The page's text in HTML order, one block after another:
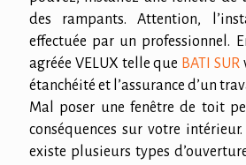
des rampants. Attention,
effectuée par un professionnel.
agréée VELUX telle que BATI SUR
étanchéité et l’assurance d’un
Mal poser une fenêtre de toit
conséquences sur votre
existe plusieurs types